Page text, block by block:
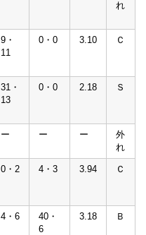
れ
9・
11
0・0 3.10 Ｃ
31・
13
0・0 2.18 Ｓ
ー ー ー
外
れ
0・2 4・3 3.94 Ｃ
4・6
40・
6
3.18 Ｂ